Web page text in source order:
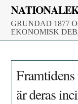
Skip
content
GRUNDAD 1877
EKONOMISK
är deras